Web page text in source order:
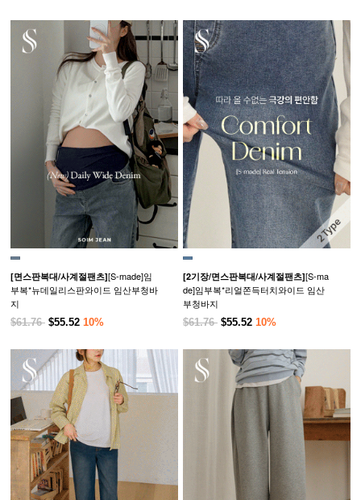
[면스판복대/사계절팬츠][S-made]임
부복*뉴데일리스판와이드 임산부청바
지
$61.76 $55.52 10%
[2기장/면스판복대/사계절팬츠][S-ma
de]임부복*리얼쫀득터치와이드 임산
부청바지
$61.76 $55.52 10%